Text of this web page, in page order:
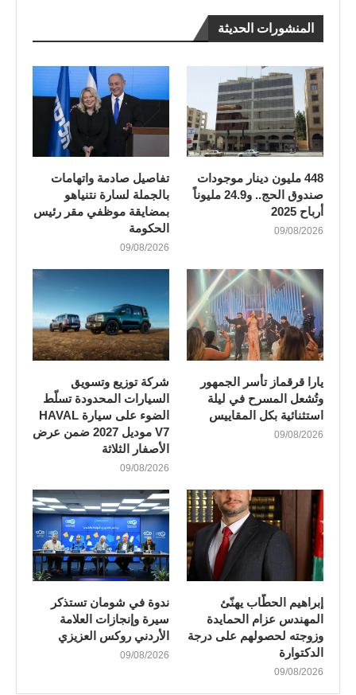
المنشورات الحديثة
448 مليون دينار موجودات
صندوق الحج.. و24.9 مليوناً
أرباح 2025
09/08/2026
تفاصيل صادمة واتهامات
بالجملة لسارة نتنياهو
بمضايقة موظفي مقر رئيس
الحكومة
09/08/2026
يارا قرقماز تأسر الجمهور
وتُشعل المسرح في ليلة
استثنائية بكل المقاييس
09/08/2026
شركة توزيع وتسويق
السيارات المحدودة تسلّط
الضوء على سيارة HAVAL
V7 موديل 2027 ضمن عرض
الأصفار الثلاثة
09/08/2026
إبراهيم الحطّاب يهنّئ
المهندس عزام الحمايدة
وزوجته لحصولهم على درجة
الدكتوارة
09/08/2026
ندوة في شومان تستذكر
سيرة وإنجازات العلامة
الأردني روكس العزيزي
09/08/2026